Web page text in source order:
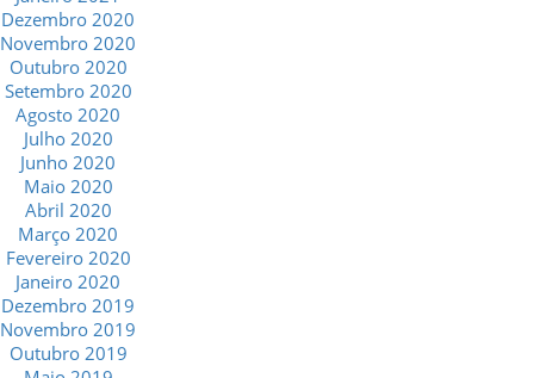
Dezembro 2020
Novembro 2020
Outubro 2020
Setembro 2020
Agosto 2020
Julho 2020
Junho 2020
Maio 2020
Abril 2020
Março 2020
Fevereiro 2020
Janeiro 2020
Dezembro 2019
Novembro 2019
Outubro 2019